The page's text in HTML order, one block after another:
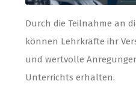
Durch die Teilnahme an
können Lehrkräfte ihr
und wertvolle
Unterrichts erhalten.